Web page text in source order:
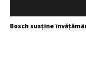
Bosch susține